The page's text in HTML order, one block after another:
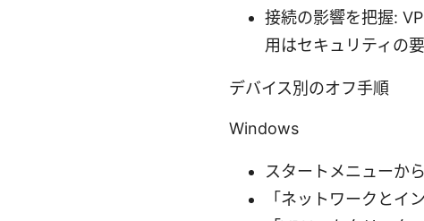
接続の影響を把握:
用はセキュリティの要
デバイス別のオフ手順
Windows
スタートメニューか
「ネットワークとイ